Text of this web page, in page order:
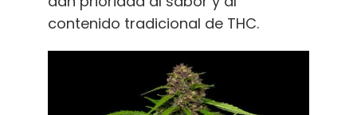
contenido tradicional de THC.